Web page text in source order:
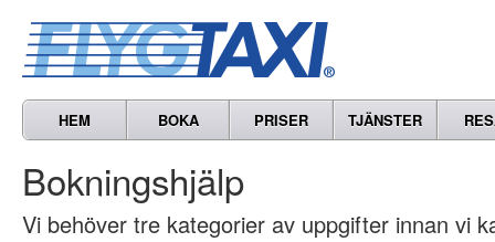
HEM BOKA PRISER TJÄNSTER
Bokningshjälp
Vi behöver tre kategorier av uppgifter innan vi